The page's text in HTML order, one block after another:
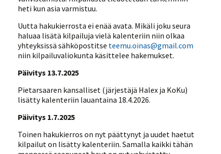
heti kun asia varmistuu.
Uutta hakukierrosta ei enää avata. Mikäli joku seura
haluaa lisätä kilpailuja vielä kalenteriin niin olkaa
yhteyksissä sähköpostitse teemu.oinas@gmail.com
niin kilpailuvaliokunta käsittelee hakemukset.
Päivitys 13.7.2025
Pietarsaaren kansalliset (järjestäjä Halex ja KoKu)
lisätty kalenteriin lauantaina 18.4.2026.
Päivitys 1.7.2025
Toinen hakukierros on nyt päättynyt ja uudet haetut
kilpailut on lisätty kalenteriin. Samalla kaikki tähän